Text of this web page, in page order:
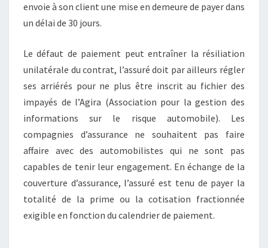
envoie à son client une mise en demeure de payer dans
un délai de 30 jours.
Le défaut de paiement peut entraîner la résiliation
unilatérale du contrat, l’assuré doit par ailleurs régler
ses arriérés pour ne plus être inscrit au fichier des
impayés de l’Agira (Association pour la gestion des
informations sur le risque automobile). Les
compagnies d’assurance ne souhaitent pas faire
affaire avec des automobilistes qui ne sont pas
capables de tenir leur engagement. En échange de la
couverture d’assurance, l’assuré est tenu de payer la
totalité de la prime ou la cotisation fractionnée
exigible en fonction du calendrier de paiement.